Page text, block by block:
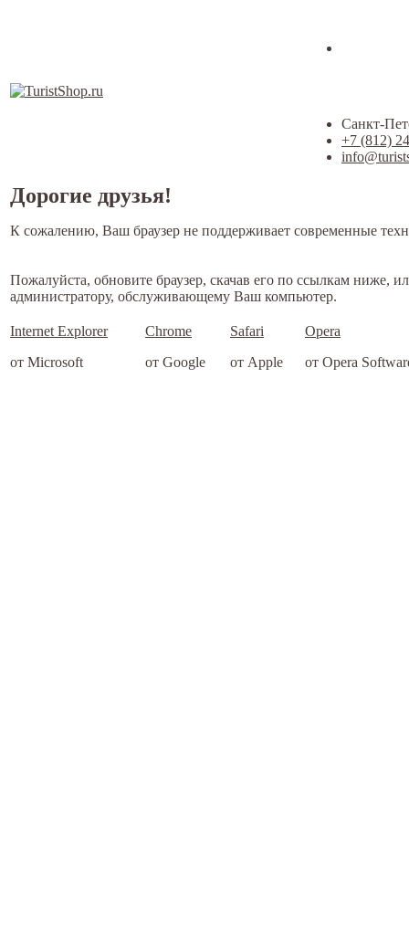
Санкт-
+7 (812)
Дорогие друзья!
К сожалению, Ваш браузер не поддерживает современные
Пожалуйста, обновите браузер, скачав его по ссылкам ниже,
администратору, обслуживающему Ваш компьютер.
Internet Explorer
от Microsoft
Chrome
от Google
Safari
от Apple
Opera
от Opera